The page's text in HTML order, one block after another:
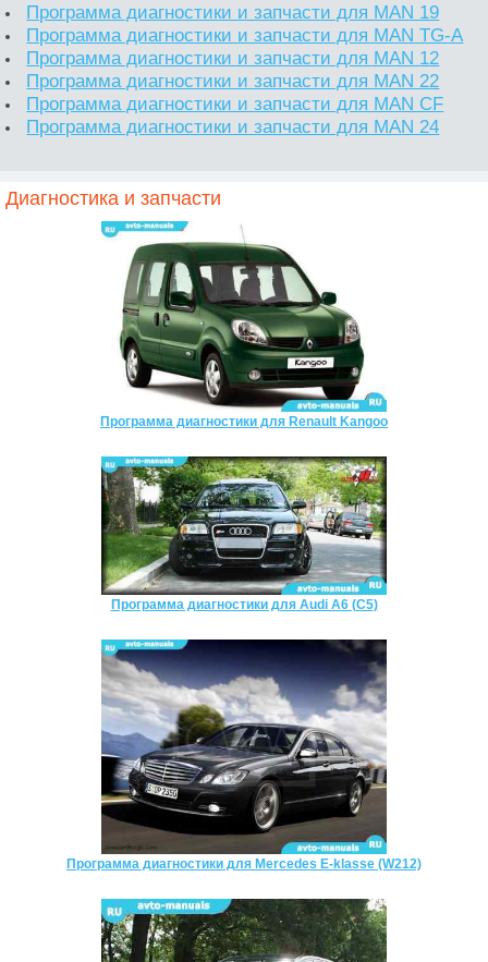
Программа диагностики и запчасти для MAN 19
Программа диагностики и запчасти для MAN TG-A
Программа диагностики и запчасти для MAN 12
Программа диагностики и запчасти для MAN 22
Программа диагностики и запчасти для MAN CF
Программа диагностики и запчасти для MAN 24
Диагностика и запчасти
Программа диагностики для Renault Kangoo
Программа диагностики для Audi A6 (C5)
Программа диагностики для Mercedes E-klasse (W212)